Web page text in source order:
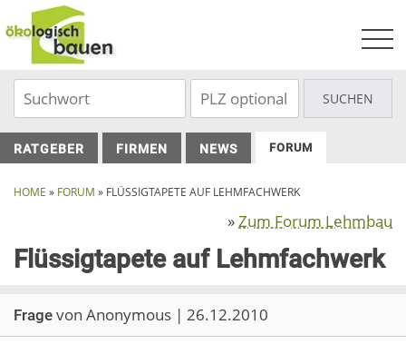
to
content
RATGEBER FIRMEN NEWS FORUM
HOME » FORUM » FLÜSSIGTAPETE AUF LEHMFACHWERK
»Zum Forum Lehmbau
Flüssigtapete auf Lehmfachwerk
Frage von Anonymous | 26.12.2010